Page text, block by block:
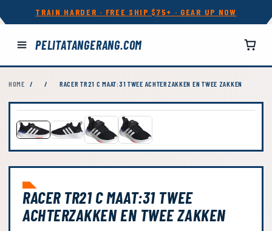
TRAIN HARDER · FREE SHIP $75+ · GEAR UP NOW
PELITATANGERANG.COM
HOME / / RACER TR21 C MAAT:31 TWEE ACHTERZAKKEN EN TWEE ZAKKEN
RACER TR21 C MAAT:31 TWEE
ACHTERZAKKEN EN TWEE ZAKKEN